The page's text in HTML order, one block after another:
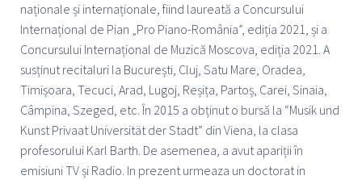
naționale și internaționale, fiind laureată a Concursului
Internațional de Pian „Pro Piano-România”, ediția 2021, și a
Concursului Internațional de Muzică Moscova, ediția 2021. A
susținut recitaluri la București, Cluj, Satu Mare, Oradea,
Timișoara, Tecuci, Arad, Lugoj, Reșița, Partoș, Carei, Sinaia,
Câmpina, Szeged, etc. În 2015 a obținut o bursă la “Musik und
Kunst Privaat Universität der Stadt” din Viena, la clasa
profesorului Karl Barth. De asemenea, a avut apariții în
emisiuni TV și Radio. In prezent urmeaza un doctorat in